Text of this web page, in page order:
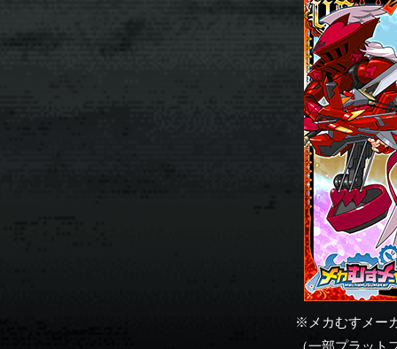
※メカむすメー
（一部プラッ